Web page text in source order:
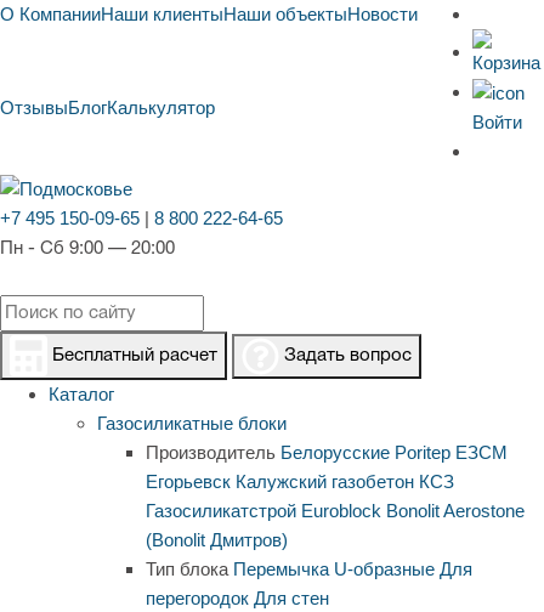
О КомпанииНаши клиентыНаши объектыНовости
ОтзывыБлогКалькулятор
Войти
+7 495 150-09-65 | 8 800 222-64-65
Пн - Сб 9:00 — 20:00
Бесплатный расчет Задать вопрос
Каталог
Газосиликатные блоки
Производитель Белорусские Poritep ЕЗСМ
Егорьевск Калужский газобетон КСЗ
Газосиликатстрой Euroblock BonolitAerostone
(Bonolit Дмитров)
Тип блока Перемычка U-образные Для
перегородок Для стен